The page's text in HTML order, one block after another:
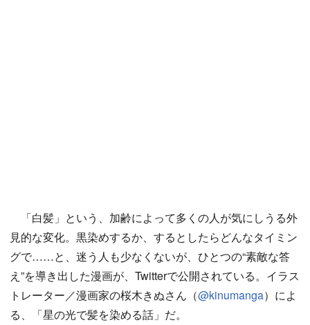
「白髪」という、加齢によって多くの人が気にしうる外
見的な変化。黒染めするか、するとしたらどんなタイミン
グで……と、迷う人も少なくないが、ひとつの“素敵な答
え”を導き出した漫画が、Twitterで公開されている。イラス
トレーター／漫画家の桜木きぬさん（@kinumanga）によ
る、「星の光で髪を染める話」だ。